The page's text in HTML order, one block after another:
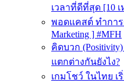
เวลาที่ดีที่สุด [10
พอดแคสต์ ทำการต
Marketing ] #MFH
คิดบวก
แตกต่างกันยังไง?
เกมโชว์ ในไทย เ